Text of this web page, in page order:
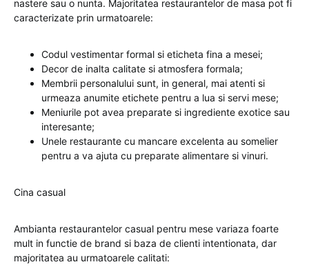
nastere sau o nunta. Majoritatea restaurantelor de masa pot fi
caracterizate prin urmatoarele:
Codul vestimentar formal si eticheta fina a mesei;
Decor de inalta calitate si atmosfera formala;
Membrii personalului sunt, in general, mai atenti si
urmeaza anumite etichete pentru a lua si servi mese;
Meniurile pot avea preparate si ingrediente exotice sau
interesante;
Unele restaurante cu mancare excelenta au somelier
pentru a va ajuta cu preparate alimentare si vinuri.
Cina casual
Ambianta restaurantelor casual pentru mese variaza foarte
mult in functie de brand si baza de clienti intentionata, dar
majoritatea au urmatoarele calitati: